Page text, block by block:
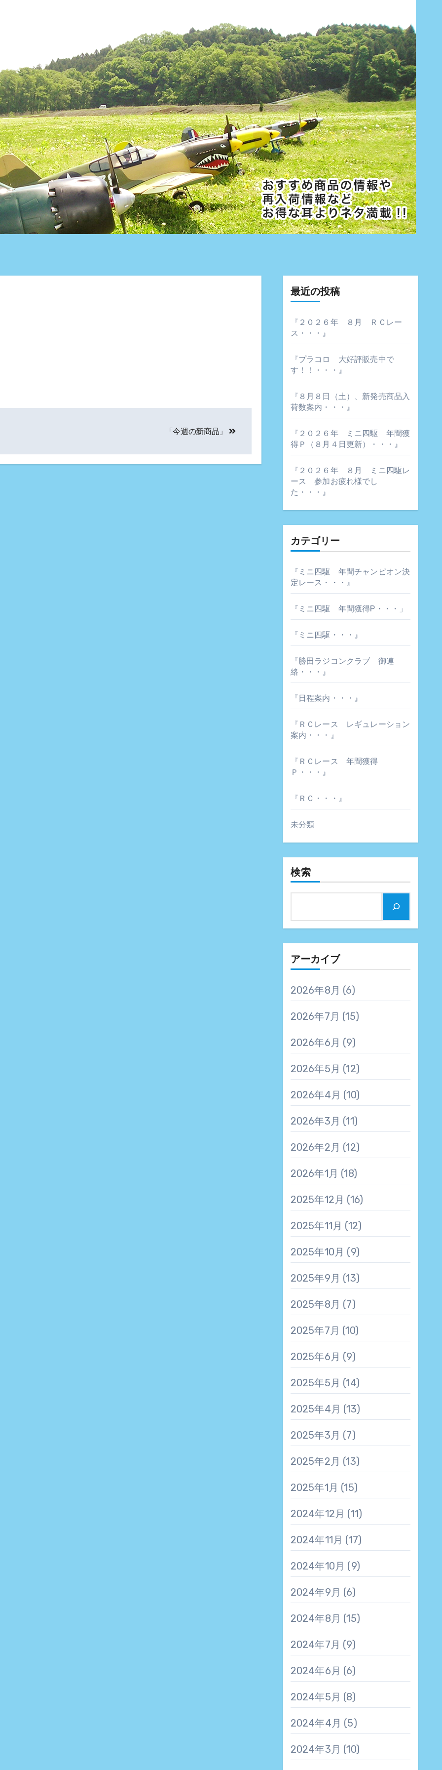
「今週の新商品」
最近の投稿
『２０２６年 ８月 ＲＣレー
ス・・・』
『プラコロ 大好評販売中で
す！！・・・』
『８月８日（土）、新発売商品入
荷数案内・・・』
『２０２６年 ミニ四駆 年間獲
得Ｐ（８月４日更新）・・・』
『２０２６年 ８月 ミニ四駆レ
ース 参加お疲れ様でし
た・・・』
カテゴリー
『ミニ四駆 年間チャンピオン決
定レース・・・』
『ミニ四駆 年間獲得P・・・」
『ミニ四駆・・・』
『勝田ラジコンクラブ 御連
絡・・・』
『日程案内・・・』
『ＲＣレース レギュレーション
案内・・・』
『ＲＣレース 年間獲得
Ｐ・・・』
『ＲＣ・・・』
未分類
検索
アーカイブ
2026年8月 (6)
2026年7月 (15)
2026年6月 (9)
2026年5月 (12)
2026年4月 (10)
2026年3月 (11)
2026年2月 (12)
2026年1月 (18)
2025年12月 (16)
2025年11月 (12)
2025年10月 (9)
2025年9月 (13)
2025年8月 (7)
2025年7月 (10)
2025年6月 (9)
2025年5月 (14)
2025年4月 (13)
2025年3月 (7)
2025年2月 (13)
2025年1月 (15)
2024年12月 (11)
2024年11月 (17)
2024年10月 (9)
2024年9月 (6)
2024年8月 (15)
2024年7月 (9)
2024年6月 (6)
2024年5月 (8)
2024年4月 (5)
2024年3月 (10)